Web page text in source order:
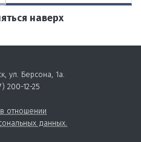
наверх
ул. Берсона, 1а.
200-12-25
отношении
данных.